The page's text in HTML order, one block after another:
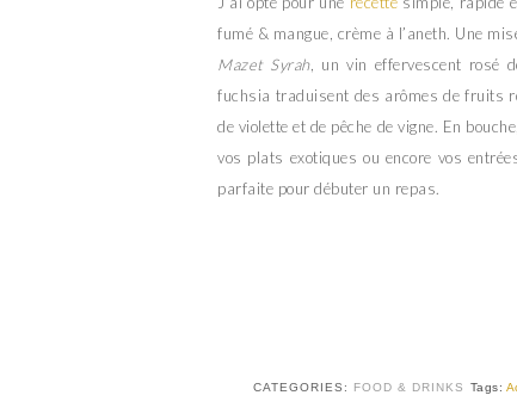
fumé & mangue, crème à l’aneth. Une
Mazet Syrah, un vin effervescent rosé
fuchsia traduisent des arômes de fruits
de violette et de pêche de vigne. En
vos plats exotiques ou encore vos
parfaite pour débuter un repas.
CATEGORIES: FOOD & DRINKS Tags: